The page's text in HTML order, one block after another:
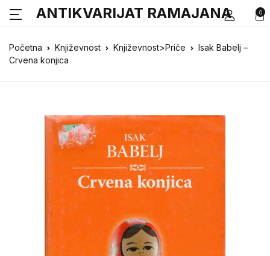
0
ANTIKVARIJAT RAMAJANA
Početna Književnost Književnost>Priče
Isak Babelj –
Crvena konjica